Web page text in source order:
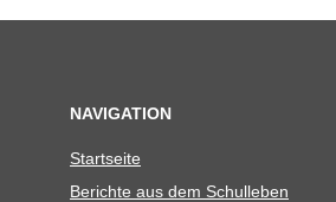
NAVIGATION
Start­seite
Berichte aus dem Schulleben